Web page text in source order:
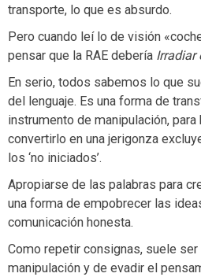
transporte, lo que es absurdo.
Pero cuando leí lo de visión
pensar que la RAE debería Irradiar
En serio, todos sabemos lo que
del lenguaje. Es una forma de
instrumento de manipulación, para
convertirlo en una jerigonza
los ‘no iniciados’.
Apropiarse de las palabras para
una forma de empobrecer las
comunicación honesta.
Como repetir consignas, suele ser
manipulación y de evadir el